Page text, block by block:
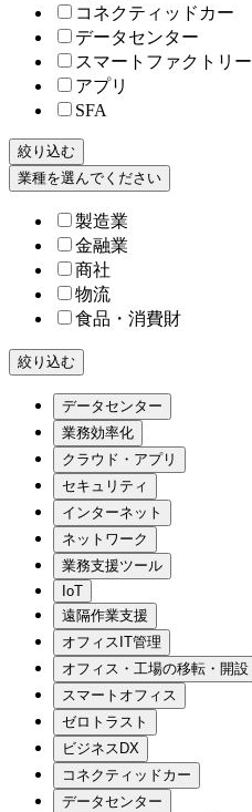
コネクティッドカー
データセンター
スマートファクトリー
アプリ
SFA
絞り込む
業種を選んでください
製造業
金融業
商社
物流
食品・消費財
絞り込む
データセンター
業務効率化
クラウド・アプリ
セキュリティ
インターネット
ネットワーク
業務支援ツール
IoT
遠隔作業支援
オフィスIT管理
オフィス・工場の移転・開設
スマートオフィス
ゼロトラスト
ビジネスDX
コネクティッドカー
データセンター